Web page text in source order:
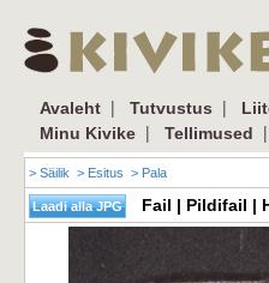
Avaleht | Tutvustus |
Minu Kivike | Tellimused |
> Säilik > Esitus > Pala
Fail | Pildifail |